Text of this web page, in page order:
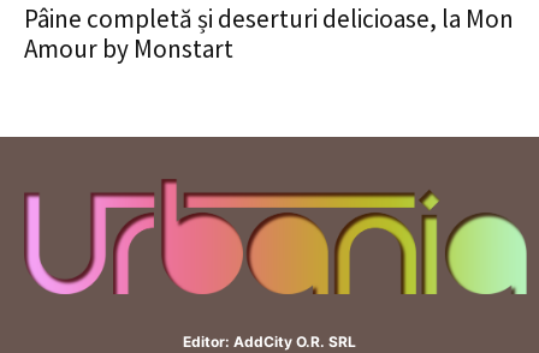
Pâine completă și deserturi delicioase, la Mon
Amour by Monstart
Editor: AddCity O.R. SRL